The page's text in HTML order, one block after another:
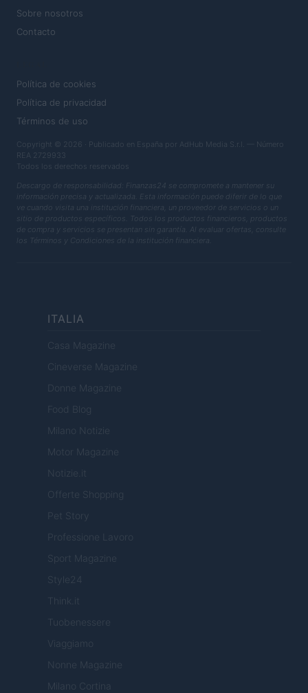
Sobre nosotros
Contacto
Política de cookies
Política de privacidad
Términos de uso
Copyright © 2026 · Publicado en España por AdHub Media S.r.l. — Número
REA 2729933
Todos los derechos reservados
Descargo de responsabilidad: Finanzas24 se compromete a mantener su
información precisa y actualizada. Esta información puede diferir de lo que
ve cuando visita una institución financiera, un proveedor de servicios o un
sitio de productos específicos. Todos los productos financieros, productos
de compra y servicios se presentan sin garantía. Al evaluar ofertas, consulte
los Términos y Condiciones de la institución financiera.
ITALIA
Casa Magazine
Cineverse Magazine
Donne Magazine
Food Blog
Milano Notizie
Motor Magazine
Notizie.it
Offerte Shopping
Pet Story
Professione Lavoro
Sport Magazine
Style24
Think.it
Tuobenessere
Viaggiamo
Nonne Magazine
Milano Cortina